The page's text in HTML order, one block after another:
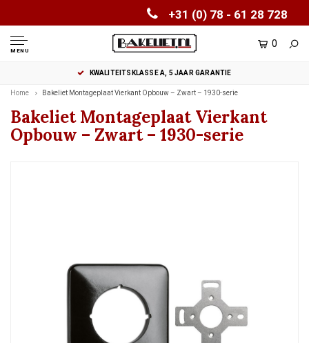
+31 (0) 78 - 61 28 728
MENU
0
KWALITEITSKLASSE A, 5 JAAR GARANTIE
Home Bakeliet Montageplaat Vierkant Opbouw – Zwart – 1930-serie
Bakeliet Montageplaat Vierkant
Opbouw – Zwart – 1930-serie